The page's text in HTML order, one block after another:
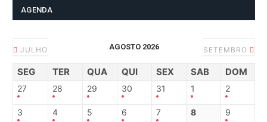
AGENDA
JULHO AGOSTO 2026 SETEMBRO
SEG TER QUA QUI SEX SAB DOM
27 28 29 30 31 1 2
3 4 5 6 7 8 9